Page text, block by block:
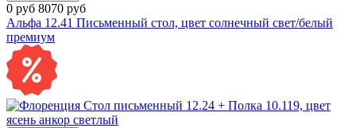
0 руб 8070 руб
Альфа 12.41 Письменный стол, цвет солнечный свет/белый
премиум